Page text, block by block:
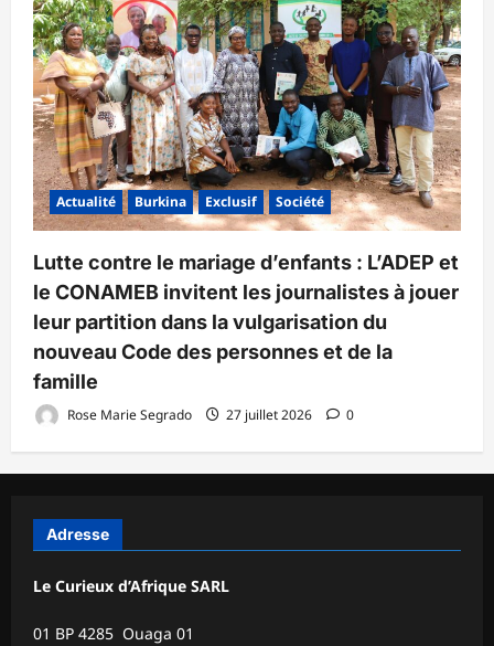
Actualité Burkina Exclusif Société
Lutte contre le mariage d’enfants : L’ADEP et
le CONAMEB invitent les journalistes à jouer
leur partition dans la vulgarisation du
nouveau Code des personnes et de la
famille
Rose Marie Segrado 27 juillet 2026 0
Adresse
Le Curieux d’Afrique SARL
01 BP 4285 Ouaga 01